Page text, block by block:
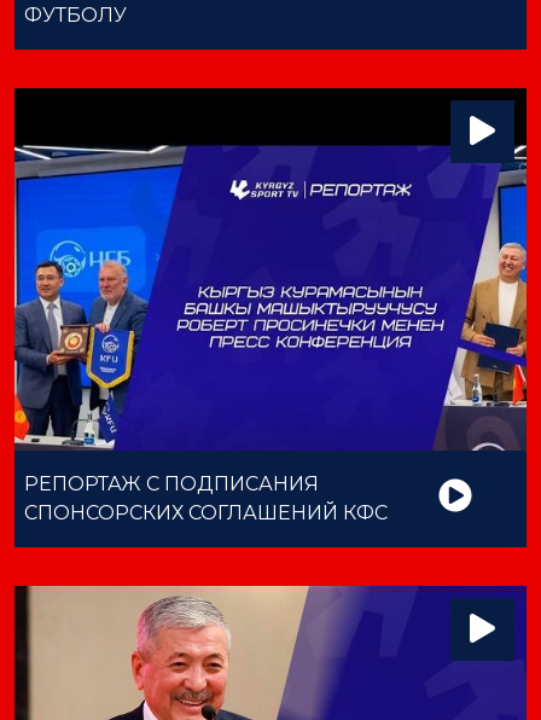
ФУТБОЛУ
РЕПОРТАЖ С ПОДПИСАНИЯ
СПОНСОРСКИХ СОГЛАШЕНИЙ КФС